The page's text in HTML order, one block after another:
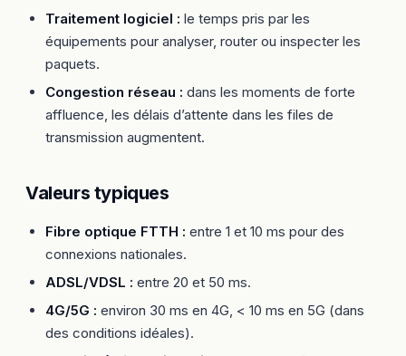
Traitement logiciel : le temps pris par les
équipements pour analyser, router ou inspecter les
paquets.
Congestion réseau : dans les moments de forte
affluence, les délais d’attente dans les files de
transmission augmentent.
Valeurs typiques
Fibre optique FTTH : entre 1 et 10 ms pour des
connexions nationales.
ADSL/VDSL : entre 20 et 50 ms.
4G/5G : environ 30 ms en 4G, < 10 ms en 5G (dans
des conditions idéales).